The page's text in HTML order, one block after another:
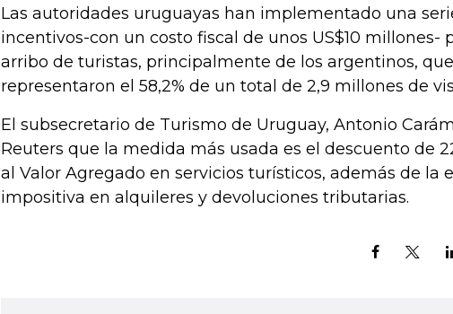
Las autoridades uruguayas han implementado una
incentivos-con un costo fiscal de unos US$10 millones-
arribo de turistas, principalmente de los argentinos, que
representaron el 58,2% de un total de 2,9 millones de
El subsecretario de Turismo de Uruguay, Antonio
Reuters que la medida más usada es el descuento de
al Valor Agregado en servicios turísticos, además de la
impositiva en alquileres y devoluciones tributarias.